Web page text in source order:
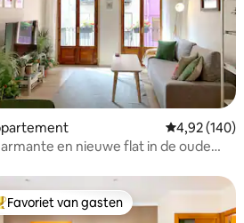
van 4,95 uit 5, 190 recensies
Gemiddelde
4,92 (140)
en nieuwe flat in de oude
van gasten
Favoriet van gasten